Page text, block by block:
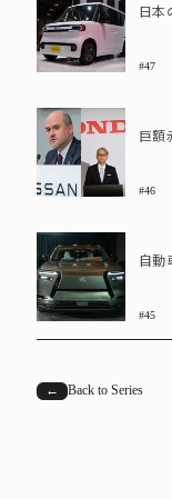
#47
#46
#45
← Back to Series